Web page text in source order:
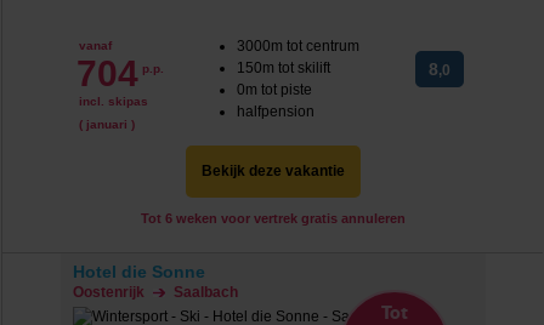
vanaf
704 p.p.
incl. skipas
( januari )
3000m tot centrum
150m tot skilift
0m tot piste
halfpension
8,0
Bekijk deze vakantie
Tot 6 weken voor vertrek gratis annuleren
Hotel die Sonne
Oostenrijk Saalbach
Tot